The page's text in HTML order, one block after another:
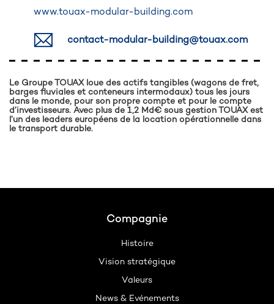
www.touax-modular-building.com
contact-modular-building@touax.com
Le Groupe TOUAX loue des actifs tangibles (wagons de fret,
barges fluviales et conteneurs intermodaux) tous les jours
dans le monde, pour son propre compte et pour le compte
d’investisseurs. Avec plus de 1,2 Md€ sous gestion TOUAX est
l’un des leaders européens de la location opérationnelle dans
le transport durable.
Compagnie
Histoire
Vision stratégique
Valeurs
News & Evénements